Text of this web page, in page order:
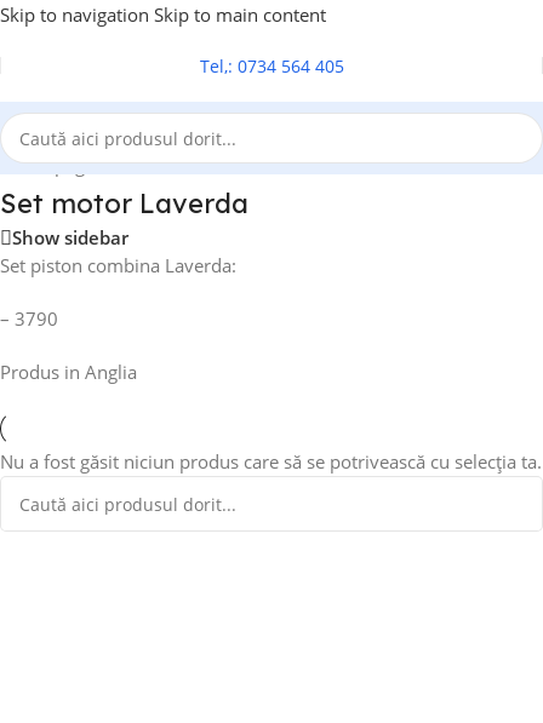
Skip to navigation Skip to main content
Tel,: 0734 564 405
Prima pagină/Set motor tractor/Set motor Laverda
Set motor Laverda
Show sidebar
Set piston combina Laverda:
– 3790
Produs in Anglia
Nu a fost găsit niciun produs care să se potrivească cu selecția ta.